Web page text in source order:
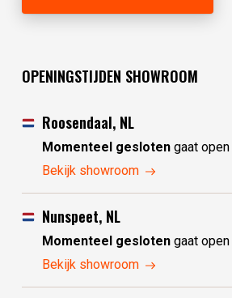
OPENINGSTIJDEN SHOWROOM
Roosendaal, NL
Momenteel geslotengaat open
vrijdag
zaterdag
zondag
maandag
dinsdag
Bekijk showroom
Nunspeet, NL
Momenteel geslotengaat open
vrijdag
zaterdag
Bekijk showroom